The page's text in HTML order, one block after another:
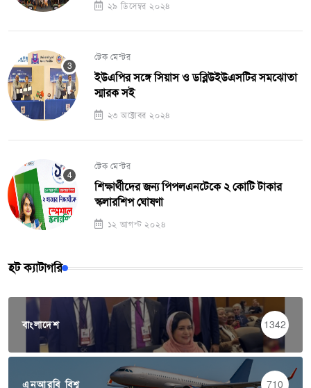
২৯ ডিসেম্বর ২০২৪
টেক মেন্টর
ইউএপির সঙ্গে সিয়াস ও ডব্লিউইউএসটির সমঝোতা
স্মারক সই
২৩ অক্টোবর ২০২৪
টেক মেন্টর
শিক্ষার্থীদের জন্য পিপলএনটেকে ২ কোটি টাকার
স্কলারশিপ ঘোষণা
১২ আগস্ট ২০২৪
হট ক্যাটাগরি
বাংলাদেশ 1342
এনআরবি বিশ্ব 710